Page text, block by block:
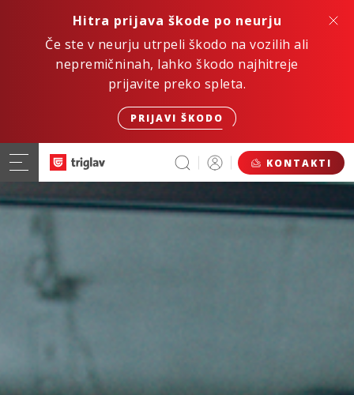
Hitra prijava škode po neurju
Če ste v neurju utrpeli škodo na vozilih ali
nepremičninah, lahko škodo najhitreje
prijavite preko spleta.
PRIJAVI ŠKODO
KONTAKTI